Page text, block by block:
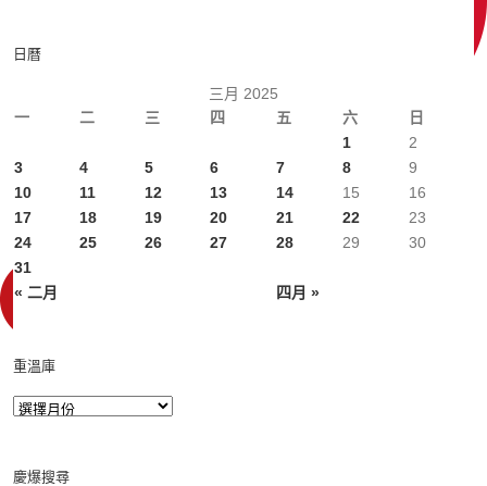
日曆
三月 2025
一
二 三 四 五 六 日
« 二月 四月 »
1
2
3
4 5 6 7 8
9
10
11 12 13 14 15
16
17
18 19 20 21 22
23
24
25 26 27 28 29
30
31
重溫庫
慶爆搜尋